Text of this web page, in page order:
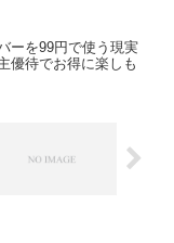
ーを99円で使う現実
優待でお得に楽しも